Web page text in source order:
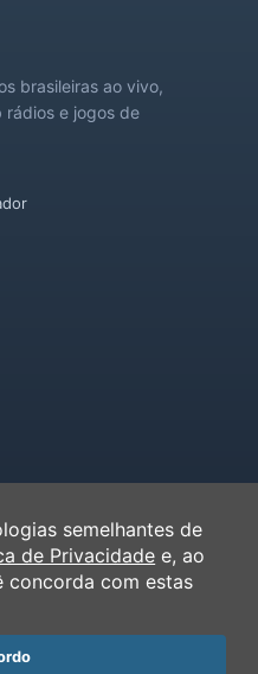
brasileiras ao vivo,
rádios e jogos de
semelhantes de
de Privacidade e, ao
concorda com estas